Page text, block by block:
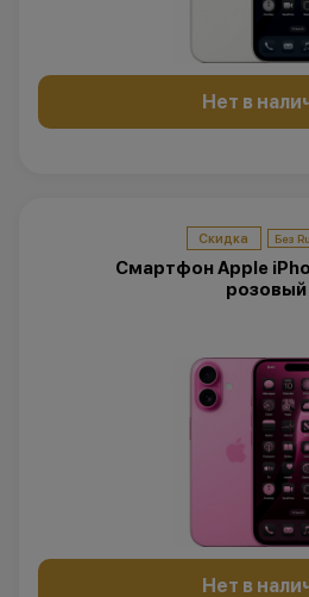
Нет в
Скидка
Смартфон Apple
розовый
Нет в